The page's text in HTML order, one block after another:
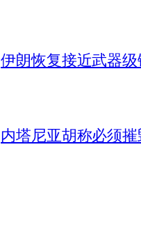
伊朗恢复接近武器
内塔尼亚胡称必须